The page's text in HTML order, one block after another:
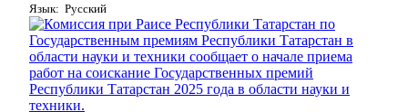
Язык: Русский